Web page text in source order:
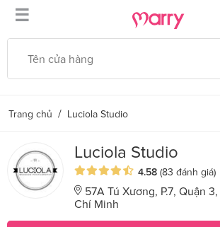
☰
Trang chủ / Luciola Studio
Luciola Studio
4.58 (83 đánh giá)
57A Tú Xương, P.7, Quận
Chí Minh